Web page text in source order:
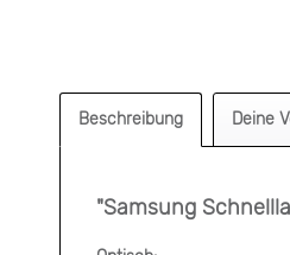
Beschreibung Deine
"Samsung